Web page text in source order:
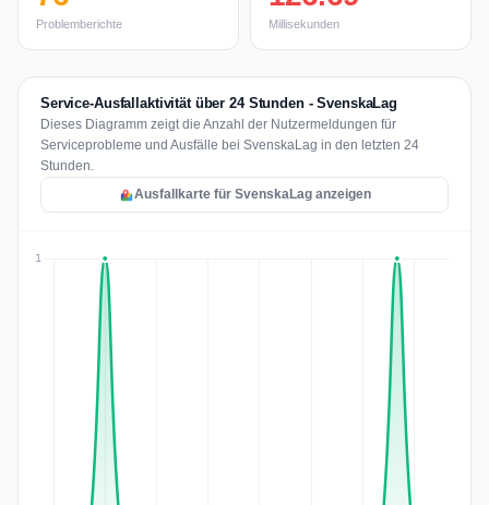
Problemberichte Millisekunden
Service-Ausfallaktivität über 24 Stunden - SvenskaLag
Dieses Diagramm zeigt die Anzahl der Nutzermeldungen für
Serviceprobleme und Ausfälle bei SvenskaLag in den letzten 24
Stunden.
Ausfallkarte für SvenskaLag anzeigen